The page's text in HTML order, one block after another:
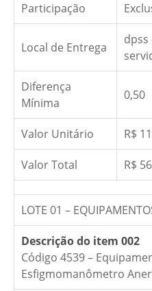
Participação
Local de Entrega
dpss
Diferença
Mínima
0,50
Valor Unitário R$
Valor Total R$
LOTE 01 –
Descrição do item 002
Código 4539 –
Esfigmomanômetro